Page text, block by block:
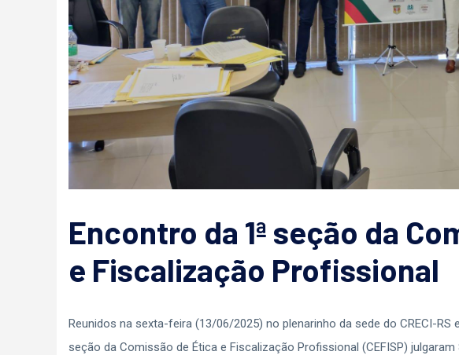
Encontro da 1ª seção da
e Fiscalização Profissional
Reunidos na sexta-feira (13/06/2025) no plenarinho da sede do CRECI-RS
seção da Comissão de Ética e Fiscalização Profissional (CEFISP)